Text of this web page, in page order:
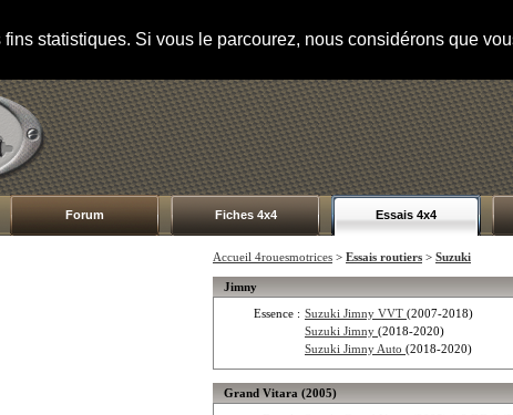
statistiques. Si vous le parcourez, nous considérons que
Forum Fiches 4x4 Essais 4x4
Accueil 4rouesmotrices > Essais routiers > Suzuki
Jimny
Essence : Suzuki Jimny VVT (2007-2018)
Suzuki Jimny (2018-2020)
Suzuki Jimny Auto (2018-2020)
Grand Vitara (2005)